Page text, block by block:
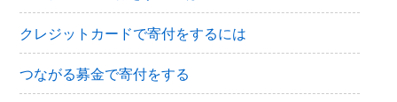
プ
ッ
プ
ワ
ー
ド
を
クレジットカードで寄付をするには
つながる募金で寄付をする